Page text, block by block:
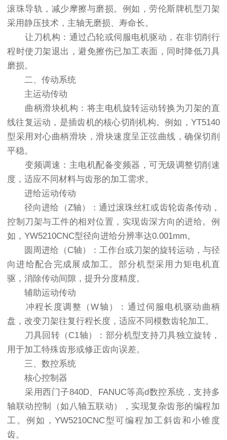
滚珠导轨，减少摩擦与磨损。例如，劳伦斯牌机型刀架
采用静压技术，主轴无磨损、寿命长。
让刀机构：通过凸轮或伺服电机驱动，在非切削行
程时使刀架退出，避免擦伤已加工表面，同时降低刀具
磨损。
二、传动系统
主运动传动
曲柄滑块机构：将主电机旋转运动转换为刀架的直
线往复运动，是插齿机的核心切削机构。例如，YT5140
型采用对心曲柄滑块，滑块速度呈正弦曲线，确保切削
平稳。
变频调速：主电机配备变频器，可无级调整切削速
度，适应不同材料与齿形的加工需求。
进给运动传动
径向进给（Z轴）：通过滚珠丝杠或齿轮齿条传动，
控制刀架与工件的相对位置，实现齿深方向的进给。例
如，YW5210CNC型径向进给分辨率达0.001mm。
圆周进给（C轴）：工作台或刀架的旋转运动，与径
向进给配合完成展成加工。部分机型采用力矩电机直
驱，消除传动间隙，提升分度精度。
辅助运动传动
冲程长度调整（W轴）：通过伺服电机驱动曲柄
盘，改变刀架往复行程长度，适应不同模数齿轮加工。
刀具回转（C1轴）：部分机型支持刀具独立旋转，
用于加工特殊齿形或修正齿向误差。
三、数控系统
核心控制器
采用西门子840D、FANUC等高d数控系统，支持多
轴联动控制（如八轴五联动），实现复杂齿形的编程加
工。例如，YW5210CNC型可编程加工斜齿和小锥度
齿。